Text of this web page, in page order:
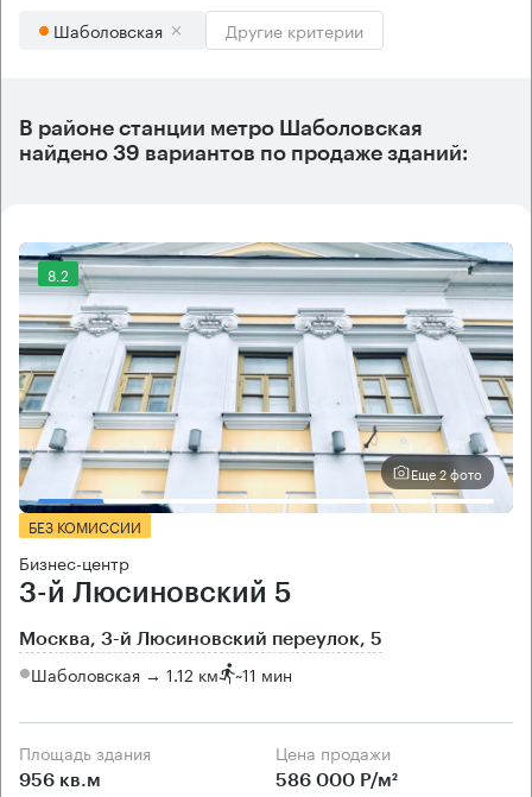
Шаболовская Другие критерии
В районе станции метро Шаболовская
найдено 39 вариантов по продаже зданий:
8.2
Еще 2 фото
БЕЗ КОМИССИИ
Бизнес-центр
3-й Люсиновский 5
Москва, 3-й Люсиновский переулок, 5
Шаболовская → 1.12 км ~11 мин
Площадь здания
956 кв.м
Цена продажи
586 000 Р/м²